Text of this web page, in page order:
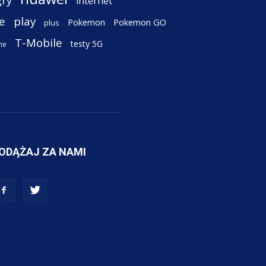
play plus Pokemon Pokemon GO
T-Mobile testy 5G
ZA NAMI